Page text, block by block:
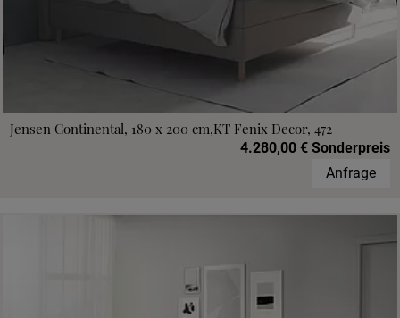
Jensen Continental, 180 x 200 cm,KT Fenix Decor, 472
4.280,00 € Sonderpreis
Anfrage